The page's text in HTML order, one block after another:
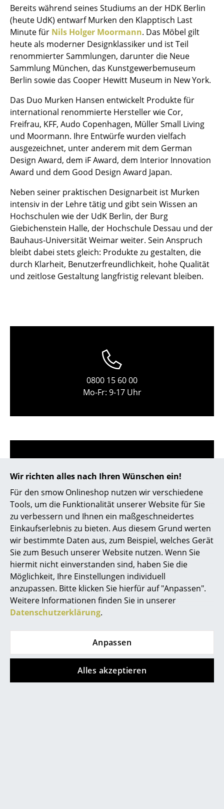
Wir richten alles nach Ihren Wünschen ein!
Für den smow Onlineshop nutzen wir verschiedene
Tools, um die Funktionalität unserer Website für Sie
zu verbessern und Ihnen ein maßgeschneidertes
Einkaufserlebnis zu bieten. Aus diesem Grund werten
wir bestimmte Daten aus, zum Beispiel, welches Gerät
Sie zum Besuch unserer Website nutzen. Wenn Sie
hiermit nicht einverstanden sind, haben Sie die
Möglichkeit, Ihre Einstellungen individuell
anzupassen. Bitte klicken Sie hierfür auf "Anpassen".
Weitere Informationen finden Sie in unserer
Datenschutzerklärung.
Anpassen
Alles akzeptieren
Schreibtische
Sekretäre & PC-Tische
Konferenztische
Stehtische & Stehpulte
Kindertische
Gartentische
Servierwagen
Einzelteile
... alle Tische
Aufbewahren
Regale & Schränke
Bücherregale
Wandregale
Sideboards & Kommoden
Tischleuchten
Schreibtischleuchten
Stehleuchten & Leseleuchten
Bodenleuchten
Wandleuchten
Outdoor-Leuchten
Akkuleuchten
... alle Leuchten
Doppelbetten
Bereits während seines Studiums an der HDK Berlin
(heute UdK) entwarf Murken den Klapptisch Last
Minute für Nils Holger Moormann. Das Möbel gilt
heute als moderner Designklassiker und ist Teil
renommierter Sammlungen, darunter die Neue
Sammlung München, das Kunstgewerbemuseum
Berlin sowie das Cooper Hewitt Museum in New York.
Das Duo Murken Hansen entwickelt Produkte für
international renommierte Hersteller wie Cor,
Freifrau, KFF, Audo Copenhagen, Müller Small Living
und Moormann. Ihre Entwürfe wurden vielfach
ausgezeichnet, unter anderem mit dem German
Design Award, dem iF Award, dem Interior Innovation
Award und dem Good Design Award Japan.
Neben seiner praktischen Designarbeit ist Murken
intensiv in der Lehre tätig und gibt sein Wissen an
Hochschulen wie der UdK Berlin, der Burg
Giebichenstein Halle, der Hochschule Dessau und der
Bauhaus-Universität Weimar weiter. Sein Anspruch
bleibt dabei stets gleich: Produkte zu gestalten, die
durch Klarheit, Benutzerfreundlichkeit, hohe Qualität
und zeitlose Gestaltung langfristig relevant bleiben.
0800 15 60 00
Mo-Fr: 9-17 Uhr
service@smow.ch
Store vor Ort kontaktieren